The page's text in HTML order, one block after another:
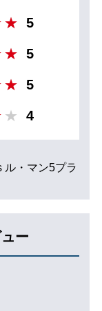
5
5
5
4
ル・マン5プラ
ー